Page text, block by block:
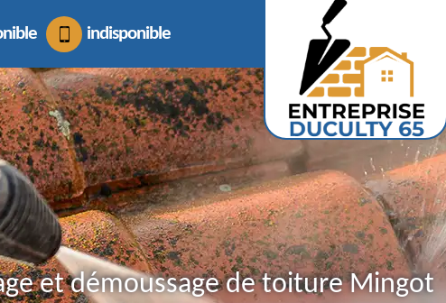
indisponible
et démoussage de toiture Mingot